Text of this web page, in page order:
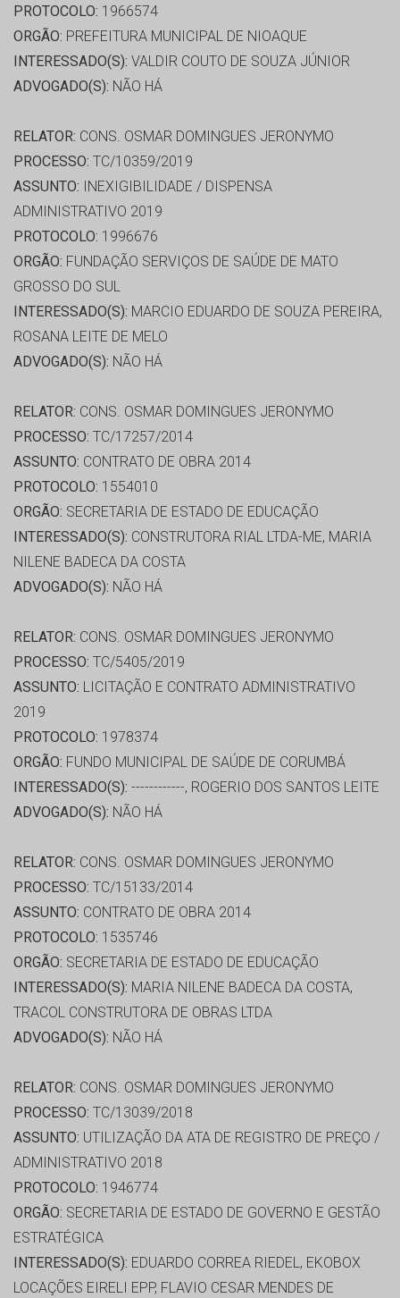
PROTOCOLO: 1966574
ORGÃO: PREFEITURA MUNICIPAL DE NIOAQUE
INTERESSADO(S): VALDIR COUTO DE SOUZA JÚNIOR
ADVOGADO(S): NÃO HÁ
RELATOR: CONS. OSMAR DOMINGUES JERONYMO
PROCESSO: TC/10359/2019
ASSUNTO: INEXIGIBILIDADE / DISPENSA
ADMINISTRATIVO 2019
PROTOCOLO: 1996676
ORGÃO: FUNDAÇÃO SERVIÇOS DE SAÚDE DE MATO
GROSSO DO SUL
INTERESSADO(S): MARCIO EDUARDO DE SOUZA PEREIRA,
ROSANA LEITE DE MELO
ADVOGADO(S): NÃO HÁ
RELATOR: CONS. OSMAR DOMINGUES JERONYMO
PROCESSO: TC/17257/2014
ASSUNTO: CONTRATO DE OBRA 2014
PROTOCOLO: 1554010
ORGÃO: SECRETARIA DE ESTADO DE EDUCAÇÃO
INTERESSADO(S): CONSTRUTORA RIAL LTDA-ME, MARIA
NILENE BADECA DA COSTA
ADVOGADO(S): NÃO HÁ
RELATOR: CONS. OSMAR DOMINGUES JERONYMO
PROCESSO: TC/5405/2019
ASSUNTO: LICITAÇÃO E CONTRATO ADMINISTRATIVO
2019
PROTOCOLO: 1978374
ORGÃO: FUNDO MUNICIPAL DE SAÚDE DE CORUMBÁ
INTERESSADO(S): ------------, ROGERIO DOS SANTOS LEITE
ADVOGADO(S): NÃO HÁ
RELATOR: CONS. OSMAR DOMINGUES JERONYMO
PROCESSO: TC/15133/2014
ASSUNTO: CONTRATO DE OBRA 2014
PROTOCOLO: 1535746
ORGÃO: SECRETARIA DE ESTADO DE EDUCAÇÃO
INTERESSADO(S): MARIA NILENE BADECA DA COSTA,
TRACOL CONSTRUTORA DE OBRAS LTDA
ADVOGADO(S): NÃO HÁ
RELATOR: CONS. OSMAR DOMINGUES JERONYMO
PROCESSO: TC/13039/2018
ASSUNTO: UTILIZAÇÃO DA ATA DE REGISTRO DE PREÇO /
ADMINISTRATIVO 2018
PROTOCOLO: 1946774
ORGÃO: SECRETARIA DE ESTADO DE GOVERNO E GESTÃO
ESTRATÉGICA
INTERESSADO(S): EDUARDO CORREA RIEDEL, EKOBOX
LOCAÇÕES EIRELI EPP, FLAVIO CESAR MENDES DE